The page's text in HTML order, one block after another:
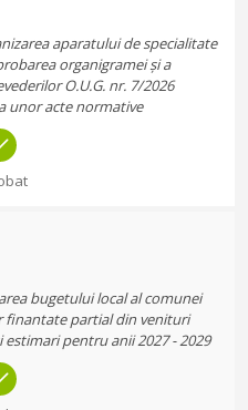
aparatului de specialitate
organigramei și a
O.U.G. nr. 7/2026
unor acte normative
bugetului local al comunei
finantate partial din venituri
pentru anii 2027 - 2029